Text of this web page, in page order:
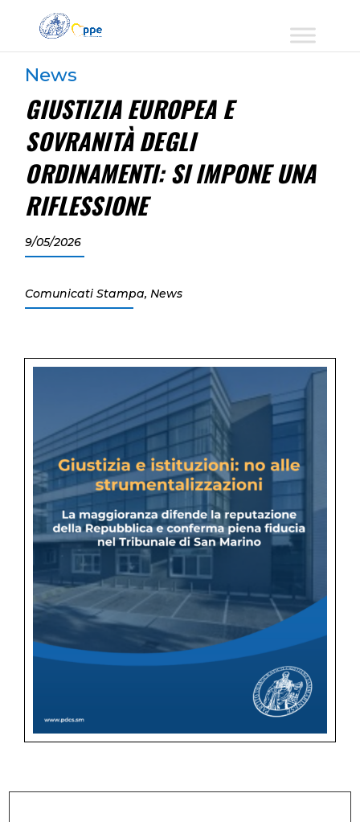
News
GIUSTIZIA EUROPEA E
SOVRANITÀ DEGLI
ORDINAMENTI: SI IMPONE UNA
RIFLESSIONE
9/05/2026
Comunicati Stampa,News